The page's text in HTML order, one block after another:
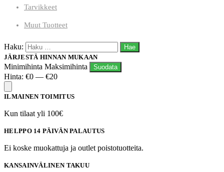
Tarvikkeet
Muut Tuotteet
Haku:
JÄRJESTÄ HINNAN MUKAAN
Minimihinta Maksimihinta Suodata
Hinta: €0 — €20
ILMAINEN TOIMITUS
Kun tilaat yli 100€
HELPPO 14 PÄIVÄN PALAUTUS
Ei koske muokattuja ja outlet poistotuotteita.
KANSAINVÄLINEN TAKUU